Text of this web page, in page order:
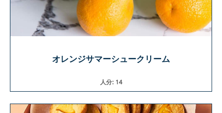
オレンジサマーシュークリーム
人分: 14